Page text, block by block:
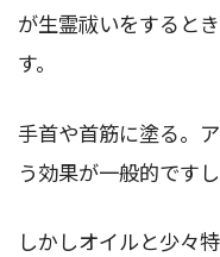
が生霊祓いをすると
す。
手首や首筋に塗る。
う効果が一般的です
しかしオイルと少々